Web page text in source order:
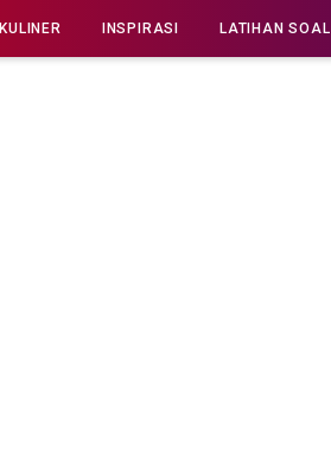
KULINER INSPIRASI LATIHAN SOAL